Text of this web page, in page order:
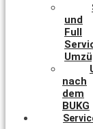
und
Full
nach
dem
BUKG